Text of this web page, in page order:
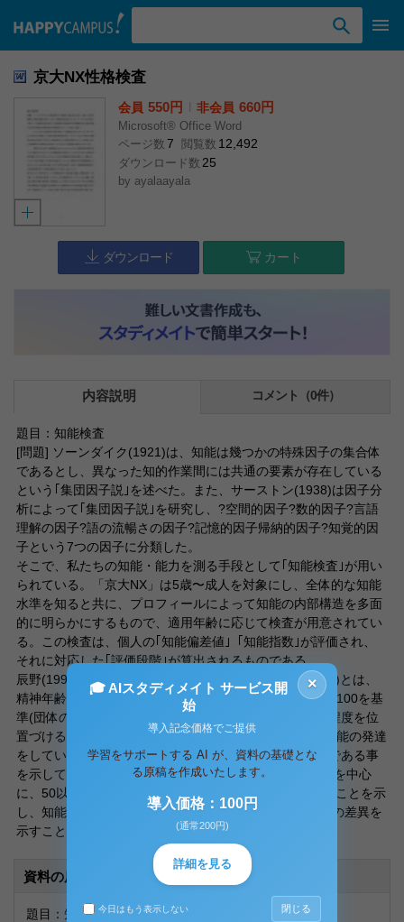
京大NX性格検査
会員 550円 非会員 660円
Microsoft® Office Word
ページ数 7 閲覧数 12,492
ダウンロード数 25
by ayalaayala
ダウンロード カート
内容説明 コメント（0件）
題目：知能検査
[問題] ソーンダイク(1921)は、知能は幾つかの特殊因子の集合体
であるとし、異なった知的作業間には共通の要素が存在している
という｢集団因子説｣を述べた。また、サーストン(1938)は因子分
析によって｢集団因子説｣を研究し、?空間的因子?数的因子?言語
理解の因子?語の流暢さの因子?記憶的因子帰納的因子?知覚的因
子という7つの因子に分類した。
そこで、私たちの知能・能力を測る手段として｢知能検査｣が用い
られている。「京大NX」は5歳〜成人を対象にし、全体的な知能
水準を知ると共に、プロフィールによって知能の内部構造を多面
的に明らかにするもので、適用年齢に応じて検査が用意されてい
る。この検査は、個人の｢知能偏差値｣「知能指数｣が評価され、
それに対応した｢評価段階｣が算出されるものである。
辰野(1995)によれば、知能指数(intelligence quotient:I.Q.)とは、
精神年齢を暦年齢で割り、100を掛けたものであり、I.Q.100を基
準(団体の平均点)として、それからのずれにより知能の程度を位
置づけるものである。I.Q.100以上であれば年齢相応の知能の発達
をしている事を示し、100以下であれば年齢以下の発達である事
を示している。また、辰野(1995)は「知能偏差値は、50を中心
に、50以上は平均よりも高く、50以下は平均よりも低いことを示
し、知能偏差値は集団内での相対的位置に基づいて知能の差異を
示すことになる。」と述べている。
資料の原本内容
題目：知能検査
×
🎓 AIスタディメイト サービス開
始
導入記念価格でご提供
学習をサポートする AI が、資料の基礎とな
る原稿を作成いたします。
導入価格：100円
(通常200円)
詳細を見る
今日はもう表示しない 閉じる